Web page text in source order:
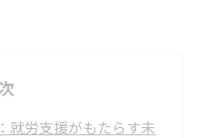
就労支援がもたらす未